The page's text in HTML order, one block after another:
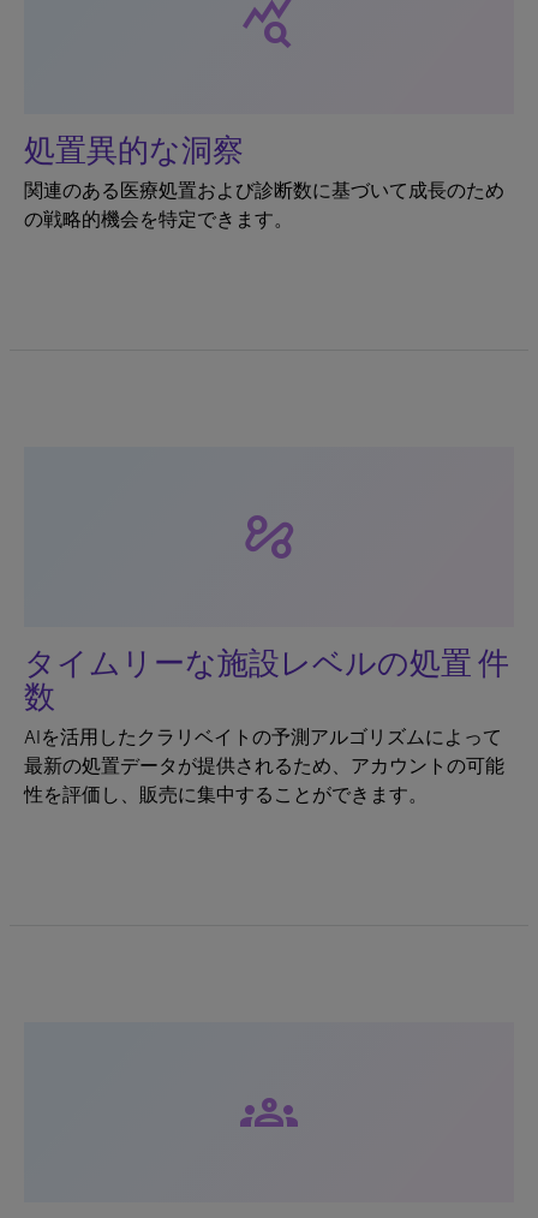
query_stats
処置異的な洞察
関連のある医療処置および診断数に基づいて成長のため
の戦略的機会を特定できます。
automation
タイムリーな施設レベルの処置 件
数
AIを活用したクラリベイトの予測アルゴリズムによって
最新の処置データが提供されるため、アカウントの可能
性を評価し、販売に集中することができます。
groups